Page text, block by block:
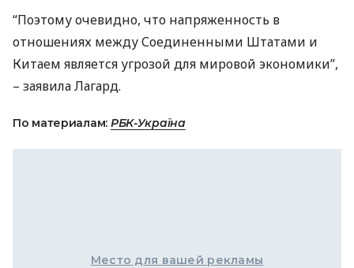
“Поэтому очевидно, что напряженность в
отношениях между Соединенными Штатами и
Китаем является угрозой для мировой экономики”,
– заявила Лагард.
По материалам: РБК-Україна
Место для вашей рекламы